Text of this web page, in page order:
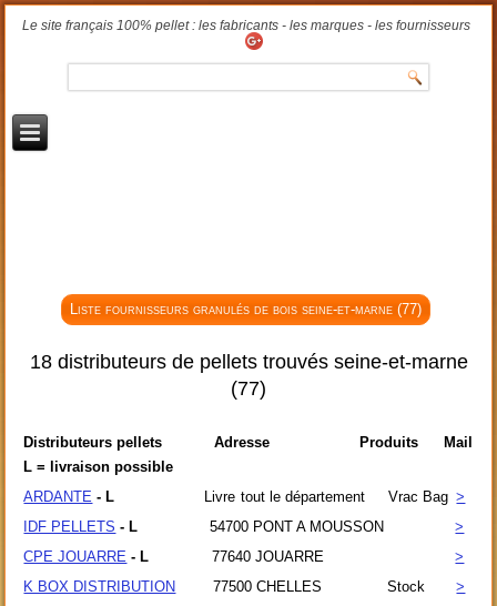
Le site français 100% pellet : les fabricants - les marques - les fournisseurs
Liste fournisseurs granulés de bois seine-et-marne (77)
18 distributeurs de pellets trouvés seine-et-marne
(77)
Distributeurs pellets
L = livraison possible
Adresse Produits Mail
ARDANTE - L Livre tout le département Vrac Bag >
IDF PELLETS - L 54700 PONT A MOUSSON
>
CPE JOUARRE - L 77640 JOUARRE
>
K BOX DISTRIBUTION
77500 CHELLES Stock
>